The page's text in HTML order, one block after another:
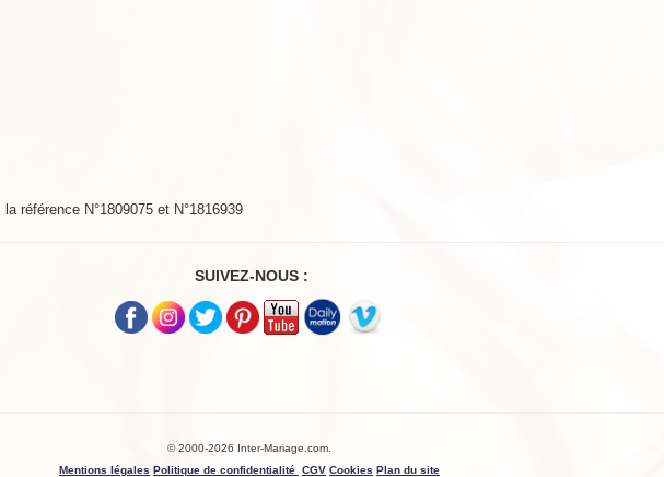
référence N°1809075 et N°1816939
SUIVEZ-NOUS :
© 2000-2026 Inter-Mariage.com.
Mentions légales Politique de confidentialité CGV Cookies Plan du site